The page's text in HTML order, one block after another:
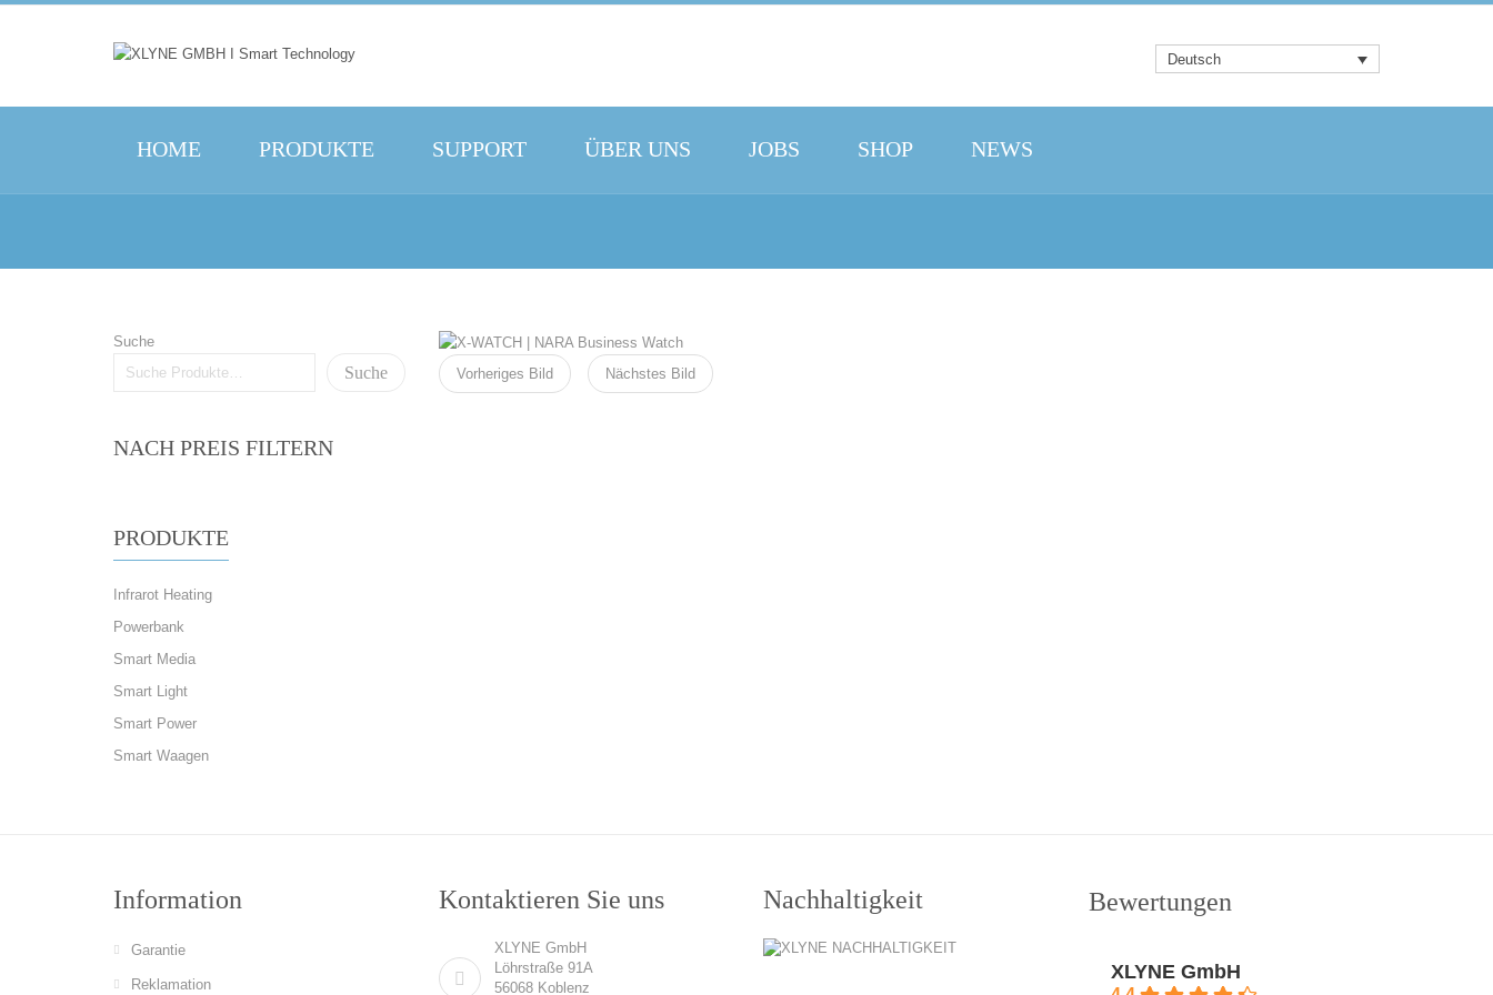
Deutsch
HOME PRODUKTE SUPPORT ÜBER UNS JOBS SHOP NEWS
Suche
Suche
NACH PREIS FILTERN
PRODUKTE
Infrarot Heating
Powerbank
Smart Media
Smart Light
Smart Power
Smart Waagen
Vorheriges Bild Nächstes Bild
Information
Garantie
Reklamation
Kontaktieren Sie uns
XLYNE GmbH
Löhrstraße 91A
56068 Koblenz
Nachhaltigkeit Bewertungen
XLYNE GmbH